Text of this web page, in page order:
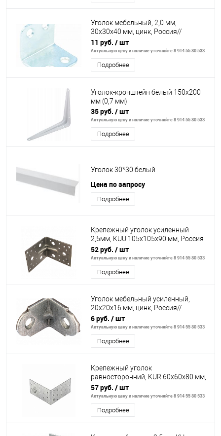
Уголок мебельный, 2,0 мм,
30х30х40 мм, цинк, Россия//
Сибртех
11 руб. / шт
Актуальную цену и наличие уточняйте 8 914 55 80 533
Подробнее
Уголок-кронштейн белый 150х200
мм (0,7 мм)
35 руб. / шт
Актуальную цену и наличие уточняйте 8 914 55 80 533
Подробнее
Уголок 30*30 белый
Цена по запросу
Подробнее
Крепежный уголок усиленный
2,5мм, KUU 105x105x90 мм, Россия
// Сибртех
52 руб. / шт
Актуальную цену и наличие уточняйте 8 914 55 80 533
Подробнее
Уголок мебельный усиленный,
20х20х16 мм, цинк, Россия//
Сибртех
6 руб. / шт
Актуальную цену и наличие уточняйте 8 914 55 80 533
Подробнее
Крепежный уголок
равносторонний, KUR 60x60x80 мм,
Россия// Сибртех
57 руб. / шт
Актуальную цену и наличие уточняйте 8 914 55 80 533
Подробнее